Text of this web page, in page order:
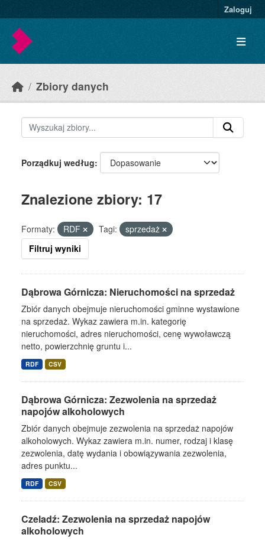
Zaloguj
Zbiory danych
Porządkuj według
Znalezione zbiory: 17
Formaty: RDF Tagi:
sprzedaż
Filtruj wyniki
Dąbrowa Górnicza: Nieruchomości na sprzedaż
Zbiór danych obejmuje nieruchomości gminne wystawione
na sprzedaż. Wykaz zawiera m.in. kategorię
nieruchomości, adres nieruchomości, cenę wywoławczą
netto, powierzchnię gruntu i...
RDF CSV
Dąbrowa Górnicza: Zezwolenia na sprzedaż
napojów alkoholowych
Zbiór danych obejmuje zezwolenia na sprzedaż napojów
alkoholowych. Wykaz zawiera m.in. numer, rodzaj i klasę
zezwolenia, datę wydania i obowiązywania zezwolenia,
adres punktu...
RDF CSV
Czeladź: Zezwolenia na sprzedaż napojów
alkoholowych